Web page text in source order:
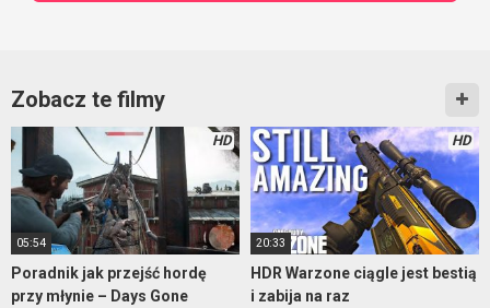
Zobacz te filmy
HD
05:54
Poradnik jak przejść hordę
przy młynie – Days Gone
HD
20:33
HDR Warzone ciągle jest bestią
i zabija na raz